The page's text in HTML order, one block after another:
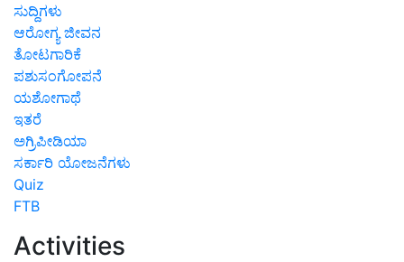
ಸುದ್ದಿಗಳು
ಆರೋಗ್ಯ ಜೀವನ
ತೋಟಗಾರಿಕೆ
ಪಶುಸಂಗೋಪನೆ
ಯಶೋಗಾಥೆ
ಇತರೆ
ಅಗ್ರಿಪೀಡಿಯಾ
ಸರ್ಕಾರಿ ಯೋಜನೆಗಳು
Quiz
FTB
Activities